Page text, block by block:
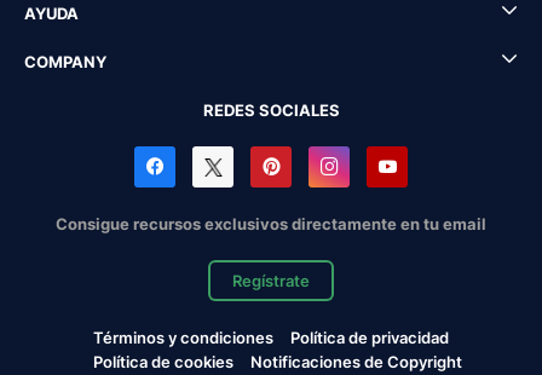
AYUDA
COMPANY
REDES SOCIALES
Consigue recursos exclusivos directamente en tu email
Regístrate
Términos y condiciones
Política de privacidad
Política de cookies
Notificaciones de Copyright